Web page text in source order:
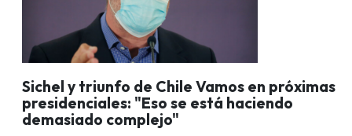
Sichel y triunfo de Chile Vamos en próximas
presidenciales: "Eso se está haciendo
demasiado complejo"